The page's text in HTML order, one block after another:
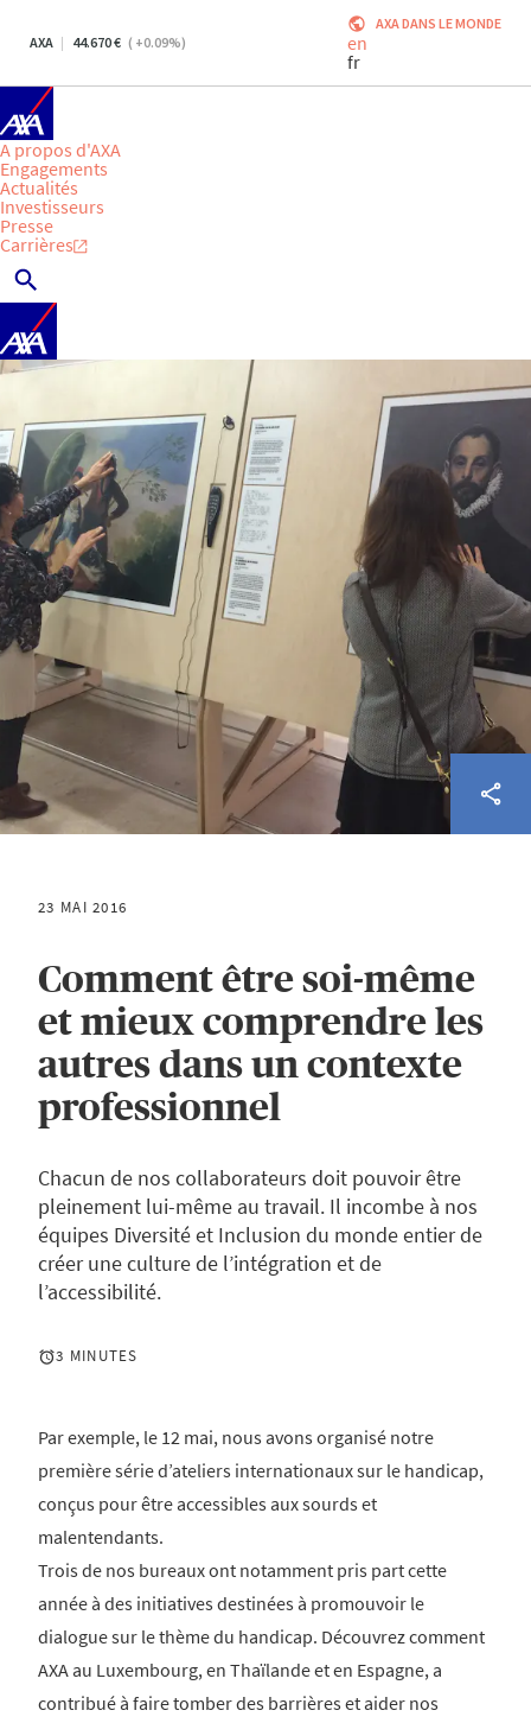
AXA 44.670 ( +0.09%)
AXA DANS LE MONDE
en
fr
A propos d'AXA
Engagements
Actualités
Investisseurs
Presse
Carrières
23 MAI 2016
Comment être soi-même
et mieux comprendre les
autres dans un contexte
professionnel
Chacun de nos collaborateurs doit pouvoir être
pleinement lui-même au travail. Il incombe à nos
équipes Diversité et Inclusion du monde entier de
créer une culture de l’intégration et de
l’accessibilité.
3 MINUTES
Par exemple, le 12 mai, nous avons organisé notre
première série d’ateliers internationaux sur le handicap,
conçus pour être accessibles aux sourds et
malentendants.
Trois de nos bureaux ont notamment pris part cette
année à des initiatives destinées à promouvoir le
dialogue sur le thème du handicap. Découvrez comment
AXA au Luxembourg, en Thaïlande et en Espagne, a
contribué à faire tomber des barrières et aider nos